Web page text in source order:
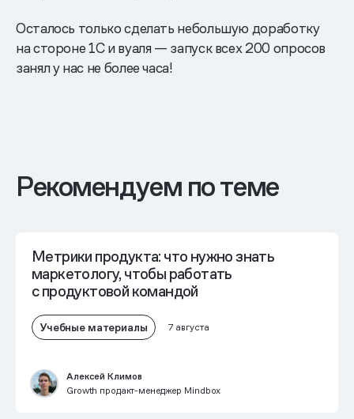
Осталось только сделать небольшую доработку
на стороне 1С и вуаля — запуск всех 200 опросов
занял у нас не более часа!
Рекомендуем по теме
Метрики продукта: что нужно знать
маркетологу, чтобы работать
с продуктовой командой
Учебные материалы 7 августа
Алексей Климов
Growth продакт-менеджер Mindbox